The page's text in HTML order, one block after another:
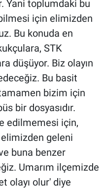
Yani toplumdaki bu
için elimizden
Bu konuda en
STK
düşüyor. Biz olayın
Bu basit
bizim için
bir dosyasıdır.
edilmemesi için,
geleni
buna benzer
Umarım ilçemizde
olayı olur' diye